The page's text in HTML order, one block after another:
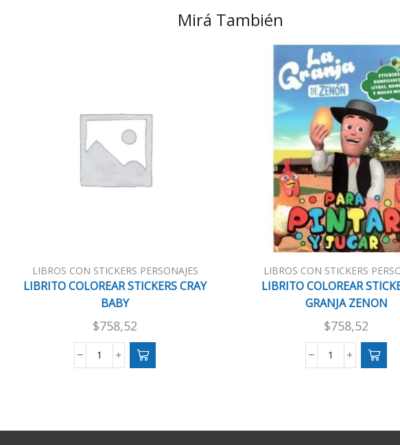
Mirá También
LIBROS CON STICKERS PERSONAJES
LIBRITO COLOREAR STICKERS CRAY
BABY
$758,52
LIBRITO
cantidad
LIBROS CON STICKERS
LIBRITO COLOREAR
GRANJA ZENON
$758,52
LIBRITO
ZENON